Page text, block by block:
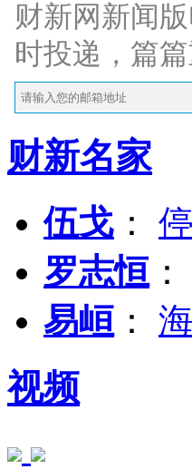
财新网新闻
时投递，篇
财新名家
伍戈 ：
罗志恒 ：
易峘 ：
视频